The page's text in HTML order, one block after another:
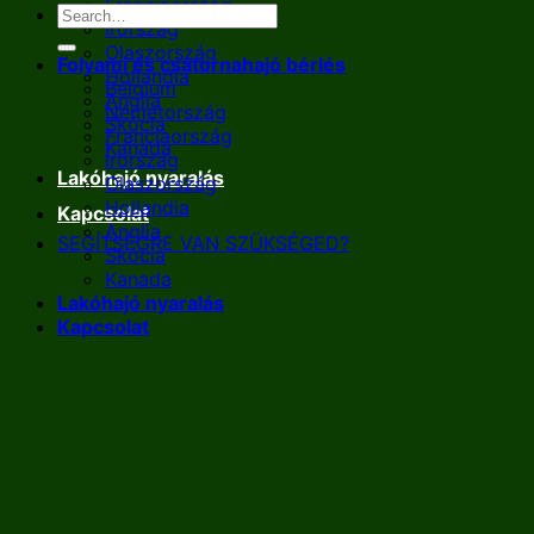
Franciaország
Írország
Olaszország
Hollandia
Anglia
Skócia
Kanada
Lakóhajó nyaralás
Kapcsolat
SEGÍTSÉGRE VAN SZÜKSÉGED?
Folyami és csatornahajó bérlés
Belgium
Németország
Franciaország
Írország
Olaszország
Hollandia
Anglia
Skócia
Kanada
Lakóhajó nyaralás
Kapcsolat